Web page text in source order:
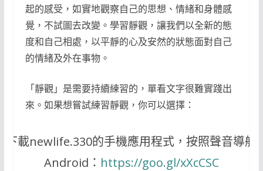
起的感受，如實地觀察自己的思想、情緒和身體感
覺，不試圖去改變。學習靜觀，讓我們以全新的態
度和自己相處，以平靜的心及安然的狀態面對自己
的情緒及外在事物。
「靜觀」是需要持續練習的，單看文字很難實踐出
來。如果想嘗試練習靜觀，你可以選擇：
下載newlife.330的手機應用程式，按照聲音導航
Android： https://goo.gl/xXcCSC